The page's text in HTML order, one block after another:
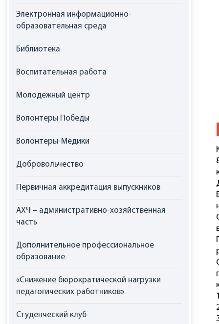
Электронная информационно-
образовательная среда
Библиотека
Воспитательная работа
Молодежный центр
Волонтеры Победы
Волонтеры-Медики
Добровольчество
Первичная аккредитация выпускников
АХЧ – административно-хозяйственная
часть
Дополнительное профессиональное
образование
«Снижение бюрократической нагрузки
педагогических работников»
Студенческий клуб